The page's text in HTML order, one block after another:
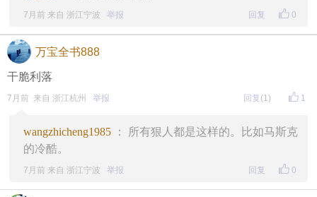
0
7月前 来自 浙江宁波 举报 回复
万宝全书888
干脆利落
1
7月前 来自 浙江杭州 举报 回复 (1)
wangzhicheng1985 ： 所有狠人都是这样的。比如马斯克
的冷酷。
0
7月前 来自 浙江宁波 举报 回复